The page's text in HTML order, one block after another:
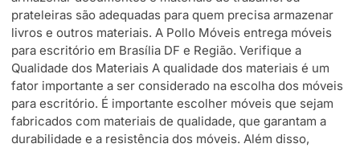
prateleiras são adequadas para quem precisa armazenar
livros e outros materiais. A Pollo Móveis entrega móveis
para escritório em Brasília DF e Região. Verifique a
Qualidade dos Materiais A qualidade dos materiais é um
fator importante a ser considerado na escolha dos móveis
para escritório. É importante escolher móveis que sejam
fabricados com materiais de qualidade, que garantam a
durabilidade e a resistência dos móveis. Além disso,